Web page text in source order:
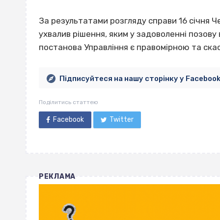
За результатами розгляду справи 16 січня
ухвалив рішення, яким у задоволенні
постанова Управління є правомірною та
Підписуйтеся на нашу сторінку у Facebook
Поділитись статтею
Facebook Twitter
РЕКЛАМА